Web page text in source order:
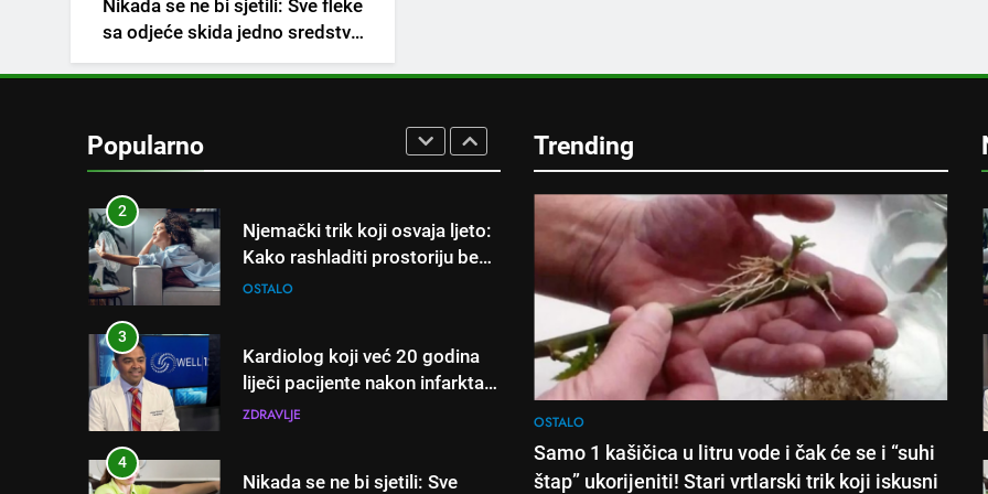
Nikada se ne bi sjetili: Sve fleke
sa odjeće skida jedno sredstvo
koje svi imamo u kući
Popularno
napitak koji se često spominje
kod šećerne bolesti
OSTALO
čak će se i “suhi štap”
ukorijeniti! Stari vrtlarski trik
2
Njemački trik koji osvaja ljeto:
Kako rashladiti prostoriju bez
klime i velikih računa za struju!
OSTALO
3
Kardiolog koji već 20 godina
liječi pacijente nakon infarkta
otkrio: Ove 4 jutarnje navike
dana!
ZDRAVLJE
4
Nikada se ne bi sjetili: Sve
Trending
OSTALO
Samo 1 kašičica u litru vode i čak će se i “suhi
štap” ukorijeniti! Stari vrtlarski trik koji iskusni